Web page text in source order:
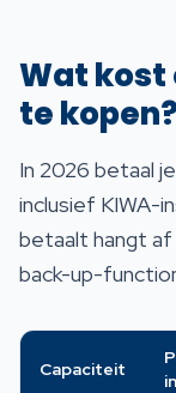
Wat
te kopen?
In 2026 betaal
inclusief KIWA-
betaalt hangt
back-up-
Capaciteit
in